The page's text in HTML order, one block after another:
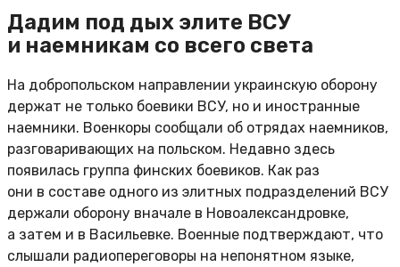
Дадим под дых элите ВСУ
и наемникам со всего света
На добропольском направлении украинскую оборону
держат не только боевики ВСУ, но и иностранные
наемники. Военкоры сообщали об отрядах наемников,
разговаривающих на польском. Недавно здесь
появилась группа финских боевиков. Как раз
они в составе одного из элитных подразделений ВСУ
держали оборону вначале в Новоалександровке,
а затем и в Васильевке. Военные подтверждают, что
слышали радиопереговоры на непонятном языке,